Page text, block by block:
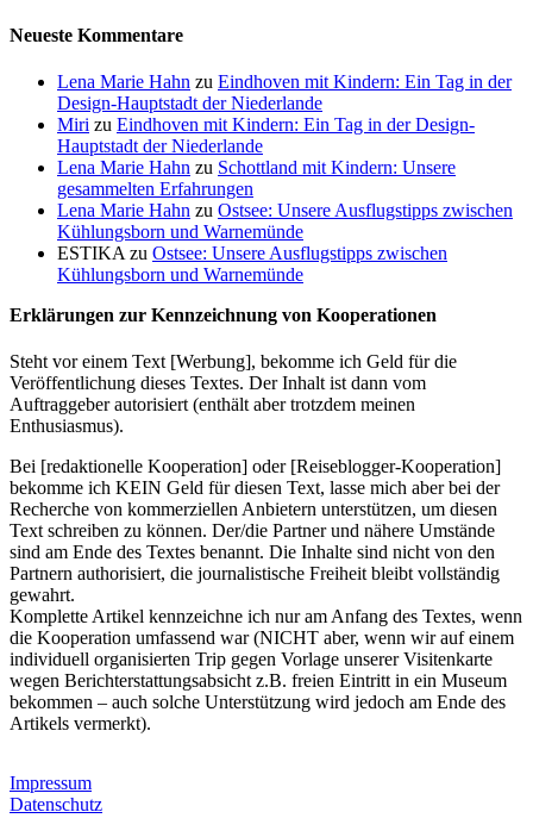
Neueste Kommentare
Lena Marie Hahn zu Eindhoven mit Kindern: Ein Tag in der
Design-Hauptstadt der Niederlande
Miri zu Eindhoven mit Kindern: Ein Tag in der Design-
Hauptstadt der Niederlande
Lena Marie Hahn zu Schottland mit Kindern: Unsere
gesammelten Erfahrungen
Lena Marie Hahn zu Ostsee: Unsere Ausflugstipps zwischen
Kühlungsborn und Warnemünde
ESTIKA zu Ostsee: Unsere Ausflugstipps zwischen
Kühlungsborn und Warnemünde
Erklärungen zur Kennzeichnung von Kooperationen
Steht vor einem Text [Werbung], bekomme ich Geld für die
Veröffentlichung dieses Textes. Der Inhalt ist dann vom
Auftraggeber autorisiert (enthält aber trotzdem meinen
Enthusiasmus).
Bei [redaktionelle Kooperation] oder [Reiseblogger-Kooperation]
bekomme ich KEIN Geld für diesen Text, lasse mich aber bei der
Recherche von kommerziellen Anbietern unterstützen, um diesen
Text schreiben zu können. Der/die Partner und nähere Umstände
sind am Ende des Textes benannt. Die Inhalte sind nicht von den
Partnern authorisiert, die journalistische Freiheit bleibt vollständig
gewahrt.
Komplette Artikel kennzeichne ich nur am Anfang des Textes, wenn
die Kooperation umfassend war (NICHT aber, wenn wir auf einem
individuell organisierten Trip gegen Vorlage unserer Visitenkarte
wegen Berichterstattungsabsicht z.B. freien Eintritt in ein Museum
bekommen – auch solche Unterstützung wird jedoch am Ende des
Artikels vermerkt).
Impressum
Datenschutz